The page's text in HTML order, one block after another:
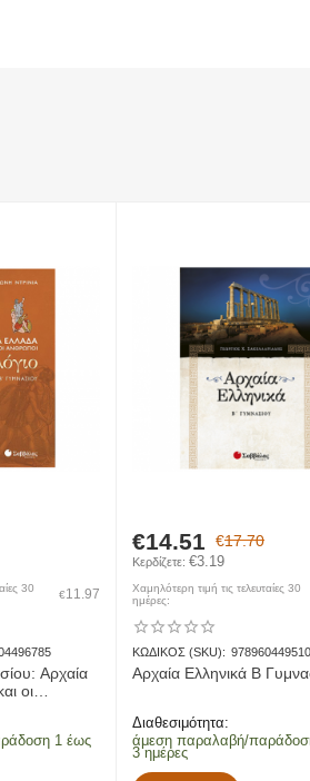
αποστολών προς χερσαίους
30
€11.97
Αρχαία
οι
1 έως
€17.70
€14.51
Κερδίζετε: €3.19
Χαμηλότερη τιμή τις τελευταίες 30
ημέρες:
ΚΩΔΙΚΟΣ (SKU):
Αρχαία Ελληνικά Β
Διαθεσιμότητα:
άμεση παραλαβή/
3 ημέρες